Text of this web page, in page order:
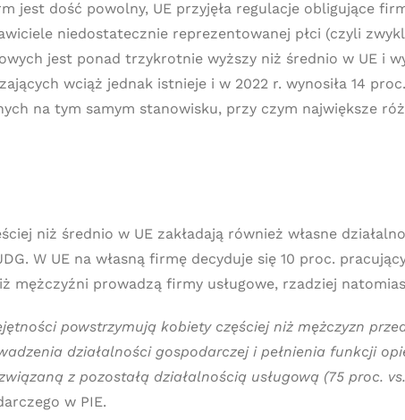
jest dość powolny, UE przyjęła regulacje obligujące
niedostatecznie reprezentowanej płci (czyli
jest ponad trzykrotnie wyższy niż średnio w UE i
wciąż jednak istnieje i w 2022 r. wynosiła 14
na tym samym stanowisku, przy czym największe
niż średnio w UE zakładają również własne
W UE na własną firmę decyduje się 10 proc.
mężczyźni prowadzą firmy usługowe, rzadziej
powstrzymują kobiety częściej niż mężczyzn
działalności gospodarczej i pełnienia funkcji
z pozostałą działalnością usługową (75 proc.
w PIE.